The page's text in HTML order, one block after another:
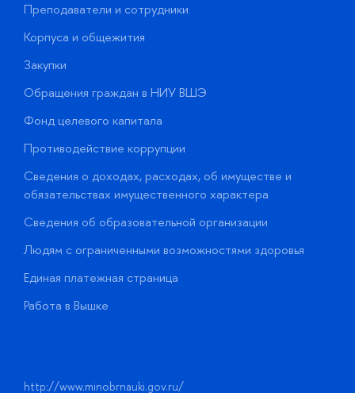
Преподаватели и сотрудники
Корпуса и общежития
Закупки
Обращения граждан в НИУ ВШЭ
Фонд целевого капитала
Противодействие коррупции
Сведения о доходах, расходах, об имуществе и
обязательствах имущественного характера
Сведения об образовательной организации
Людям с ограниченными возможностями здоровья
Единая платежная страница
Работа в Вышке
http://www.minobrnauki.gov.ru/